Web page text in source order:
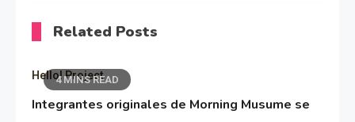
Related Posts
4 MINS READ
Hello! Project
Integrantes originales de Morning Musume se